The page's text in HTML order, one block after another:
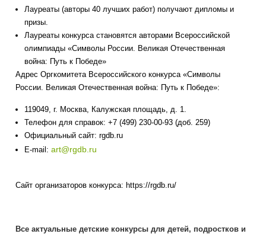
Лауреаты (авторы 40 лучших работ) получают дипломы и
призы.
Лауреаты конкурса становятся авторами Всероссийской
олимпиады «Символы России. Великая Отечественная
война: Путь к Победе»
Адрес Оргкомитета Всероссийского конкурса «Символы
России. Великая Отечественная война: Путь к Победе»:
119049, г. Москва, Калужская площадь, д. 1.
Телефон для справок: +7 (499) 230-00-93 (доб. 259)
Официальный сайт: rgdb.ru
E-mail:art@rgdb.ru
Сайт организаторов конкурса: https://rgdb.ru/
Все актуальные детские конкурсы для детей, подростков и